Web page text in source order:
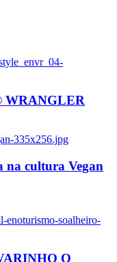
WRANGLER
335x256.jpg
na cultura Vegan
enoturismo-soalheiro-
O